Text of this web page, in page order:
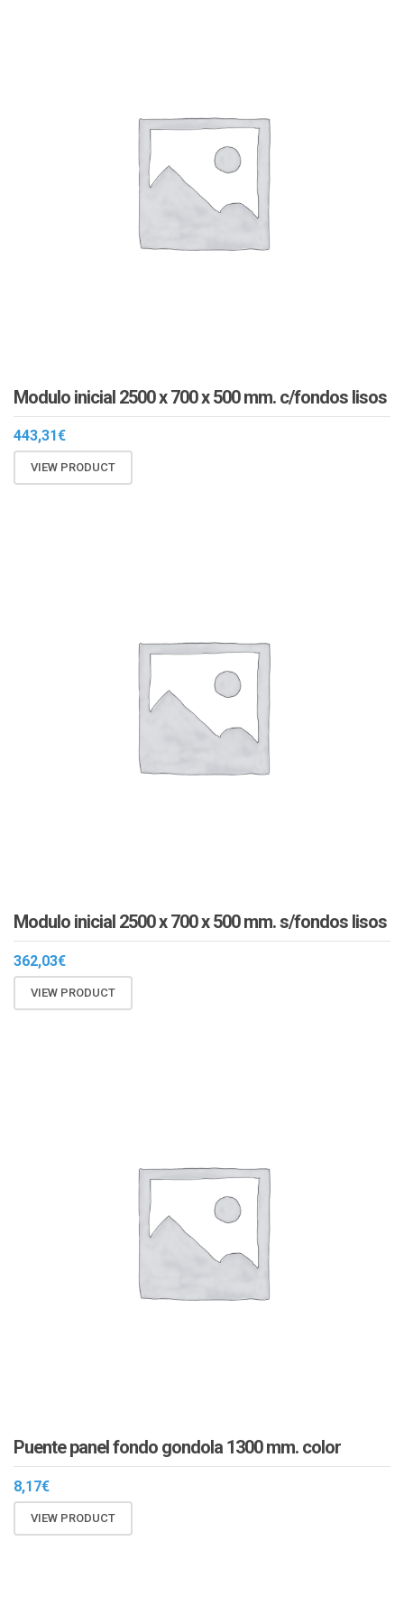
Modulo inicial 2500 x 700 x 500 mm. c/fondos lisos
443,31€
VIEW PRODUCT
Modulo inicial 2500 x 700 x 500 mm. s/fondos lisos
362,03€
VIEW PRODUCT
Puente panel fondo gondola 1300 mm. color
8,17€
VIEW PRODUCT